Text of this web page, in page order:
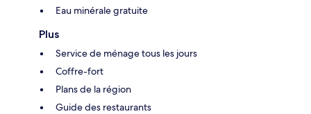
Eau minérale gratuite
Plus
Service de ménage tous les jours
Coffre-fort
Plans de la région
Guide des restaurants